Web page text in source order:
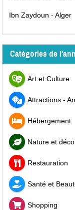
Ibn Zaydoun - Alger
Catégories de
Art et Culture
Attractions -
Hébergement
Nature et
Restauration
Santé et
Shopping